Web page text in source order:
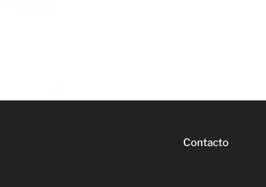
Contacto